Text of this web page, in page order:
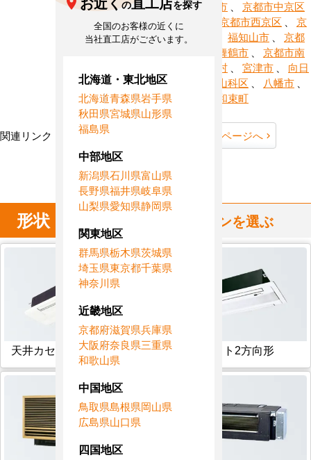
町、長岡京市
京都市中京区
、 南丹市 京都市西京区
京
都市東山区
福知山市
京都
舞鶴市
京都市南
南山城村 宮津市
向日
市
京都市山科区 八幡市
与謝野町
和束町
関連リンク： TOPページへ
京都府全域ページへ
京都府直工店所在地
形状 からハウジングエアコンを選ぶ
天井カセット1方向形 天井カセット2方向形
の を探す
全国のお客様の近くに
当社直工店がございます。
北海道・東北地区
北海道青森県岩手県
秋田県宮城県山形県
福島県
中部地区
新潟県石川県富山県
長野県福井県岐阜県
山梨県愛知県静岡県
関東地区
群馬県栃木県茨城県
埼玉県東京都千葉県
神奈川県
近畿地区
京都府滋賀県兵庫県
大阪府奈良県三重県
和歌山県
中国地区
鳥取県島根県岡山県
広島県山口県
四国地区